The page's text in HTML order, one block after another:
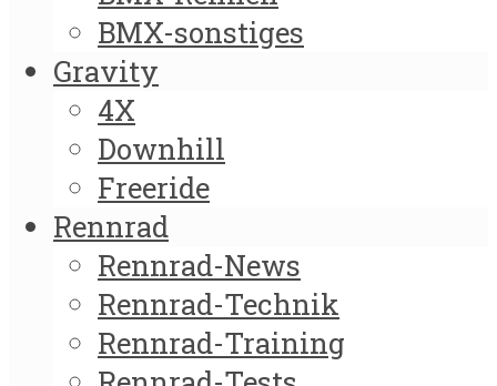
BMX-sonstiges
Gravity
4X
Downhill
Freeride
Rennrad
Rennrad-News
Rennrad-Technik
Rennrad-Training